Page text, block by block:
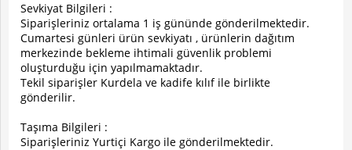
Sevkiyat Bilgileri :
Siparişleriniz ortalama 1 iş gününde gönderilmektedir.
Cumartesi günleri ürün sevkiyatı , ürünlerin dağıtım
merkezinde bekleme ihtimali güvenlik problemi
oluşturduğu için yapılmamaktadır.
Tekil siparişler Kurdela ve kadife kılıf ile birlikte
gönderilir.
Taşıma Bilgileri :
Siparişleriniz Yurtiçi Kargo ile gönderilmektedir.